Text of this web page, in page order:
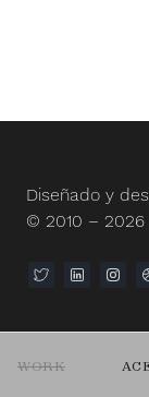
WORK
Diseñado y
© 2010 – 2026